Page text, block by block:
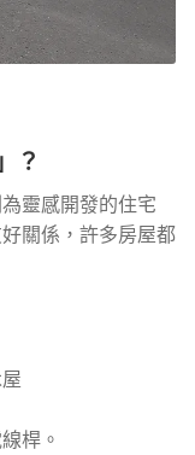
？
靈感開發的住宅
關係，許多房屋都
桿。